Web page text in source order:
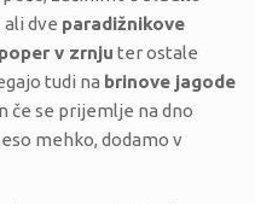
ali dve paradižnikove
poper v zrnju ter ostale
tudi na brinove jagode
če se prijemlje na dno
mehko, dodamo v